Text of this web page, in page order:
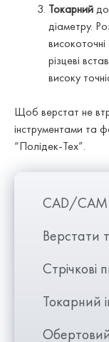
Токарний
діаметру.
високоточні
різцеві
високу
Щоб верстат не
інструментами та
“Полідек-Тех”.
CAD/CAM
Верстати
Стрічкові
Токарний